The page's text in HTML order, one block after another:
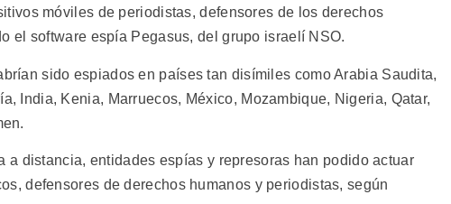
móviles de periodistas, defensores de los derechos
el software espía Pegasus, del grupo israelí NSO.
sido espiados en países tan disímiles como Arabia Saudita,
India, Kenia, Marruecos, México, Mozambique, Nigeria, Qatar,
a distancia, entidades espías y represoras han podido actuar
defensores de derechos humanos y periodistas, según